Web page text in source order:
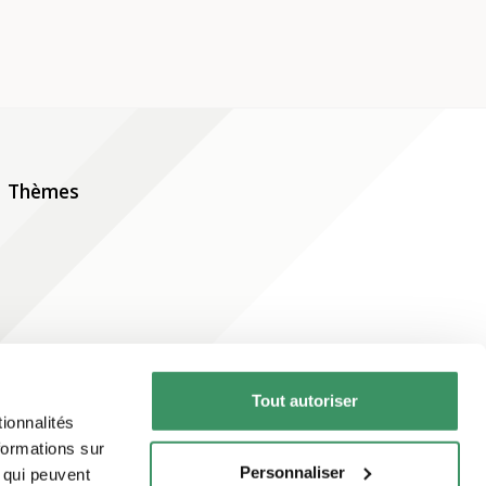
sur
peuvent
Tout autoriser
Personnaliser
Thèmes
s’abonner à la